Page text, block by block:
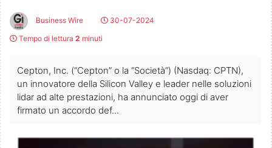
Business Wire
30-07-2024
Tempo di lettura 2 minuti
Cepton, Inc. (“Cepton” o la “Società”) (Nasdaq: CPTN),
un innovatore della Silicon Valley e leader nelle soluzioni
lidar ad alte prestazioni, ha annunciato oggi di aver
firmato un accordo def...